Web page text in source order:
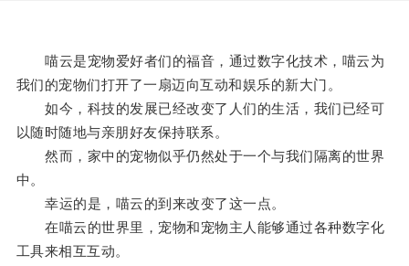
喵云是宠物爱好者们的福音，通过数字化技术，喵云为
我们的宠物们打开了一扇迈向互动和娱乐的新大门。
如今，科技的发展已经改变了人们的生活，我们已经可
以随时随地与亲朋好友保持联系。
然而，家中的宠物似乎仍然处于一个与我们隔离的世界
中。
幸运的是，喵云的到来改变了这一点。
在喵云的世界里，宠物和宠物主人能够通过各种数字化
工具来相互互动。